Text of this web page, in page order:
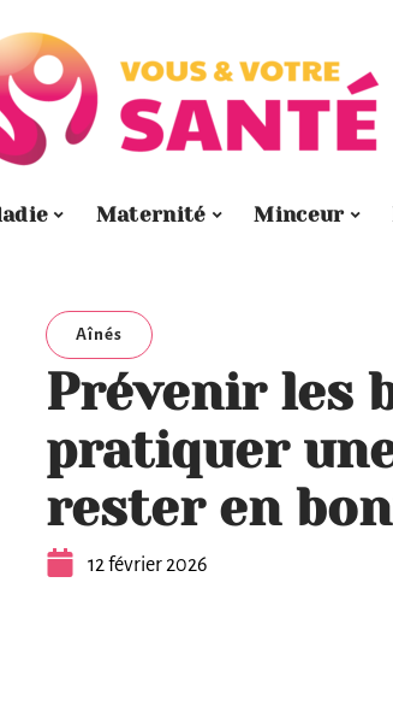
Maternité Minceur
Aînés
Prévenir les
pratiquer
rester en
12 février 2026